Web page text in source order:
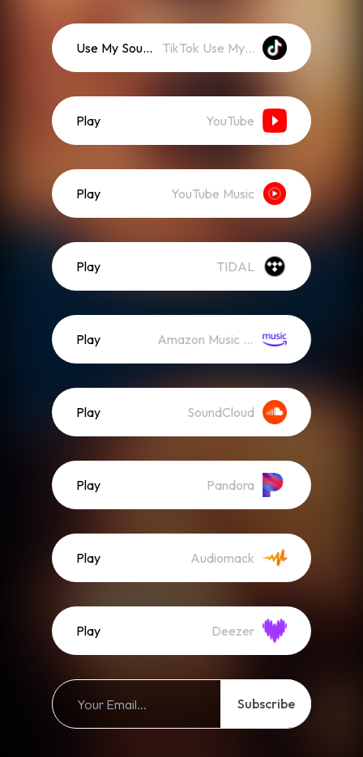
Use My Sound TikTok Use My Sound
Play YouTube
Play YouTube Music
Play TIDAL
Play Amazon Music (Streaming)
Play SoundCloud
Play Pandora
Play Audiomack
Play Deezer
Subscribe